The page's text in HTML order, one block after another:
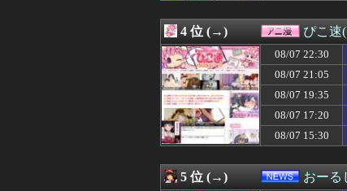
08/08 04:09
【朗報】大
08/08 04:05
【画像】風
08/08 04:05
【画像】ア
08/08 04:05
【悲報】ボ
08/08 04:05
彼の母親と
08/08 04:05
【謎】秋元
08/08 04:05
ドラクエの
08/08 04:03
【画像】朝
08/08 04:02
【悲報】PS
08/08 04:01
【画像】こ
08/08 04:01
【ウマ娘】
4 位 (→) ぴこ速
08/07 22:30
08/07 21:05
08/07 19:35
08/07 17:20
08/07 15:30
5 位 (→) おーる